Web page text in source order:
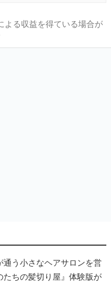
よる収益を得ている場合が
通う小さなヘアサロンを営
たちの髪切り屋』体験版が